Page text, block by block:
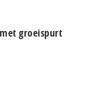
groeispurt